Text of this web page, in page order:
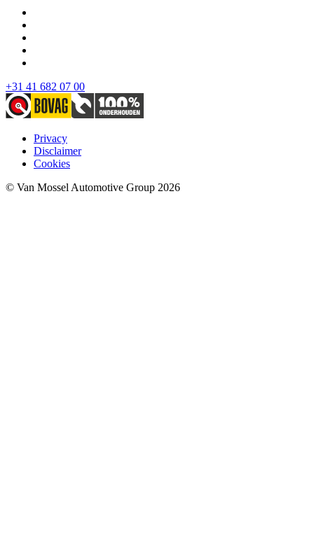
+31 41 682 07 00
Privacy
Disclaimer
Cookies
© Van Mossel Automotive Group 2026